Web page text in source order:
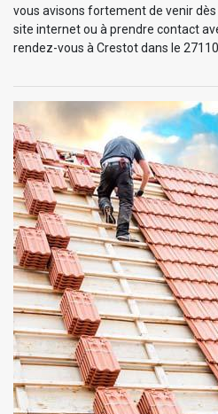
vous avisons fortement de venir
site internet ou à prendre contact
rendez-vous à Crestot dans le 27110.